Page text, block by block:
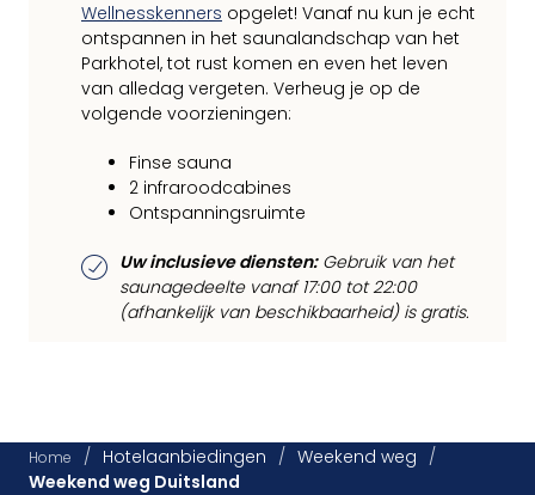
Wellnesskenners opgelet! Vanaf nu kun je echt
ontspannen in het saunalandschap van het
Parkhotel, tot rust komen en even het leven
van alledag vergeten. Verheug je op de
volgende voorzieningen:
Finse sauna
2 infraroodcabines
Ontspanningsruimte
Uw inclusieve diensten:Gebruik van het
saunagedeelte vanaf 17:00 tot 22:00
(afhankelijk van beschikbaarheid) is gratis.
Home / Hotelaanbiedingen / Weekend weg /
Weekend weg Duitsland